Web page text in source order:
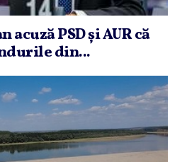
PSD şi AUR că
din...